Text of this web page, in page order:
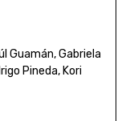
Guamán, Gabriela
Pineda, Kori